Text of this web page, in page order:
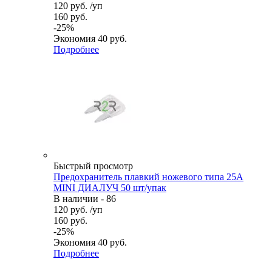
120 руб. /уп
160 руб.
-25%
Экономия 40 руб.
Подробнее
Быстрый просмотр
Предохранитель плавкий ножевого типа 25А
MINI ДИАЛУЧ 50 шт/упак
В наличии - 86
120 руб. /уп
160 руб.
-25%
Экономия 40 руб.
Подробнее